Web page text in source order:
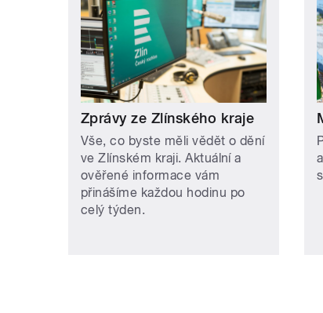
Zprávy ze Zlínského kraje
Vše, co byste měli vědět o dění
ve Zlínském kraji. Aktuální a
ověřené informace vám
přinášíme každou hodinu po
celý týden.